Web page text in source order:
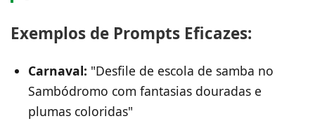
Exemplos de Prompts Eficazes:
Carnaval: "Desfile de escola de samba no
Sambódromo com fantasias douradas e
plumas coloridas"